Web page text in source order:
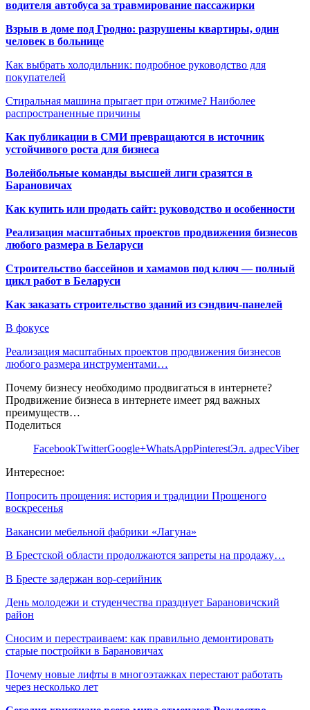
водителя автобуса за травмирование пассажирки
Взрыв в доме под Гродно: разрушены квартиры, один
человек в больнице
Как выбрать холодильник: подробное руководство для
покупателей
Стиральная машина прыгает при отжиме? Наиболее
распространенные причины
Как публикации в СМИ превращаются в источник
устойчивого роста для бизнеса
Волейбольные команды высшей лиги сразятся в
Барановичах
Как купить или продать сайт: руководство и особенности
Реализация масштабных проектов продвижения бизнесов
любого размера в Беларуси
Строительство бассейнов и хамамов под ключ — полный
цикл работ в Беларуси
Как заказать строительство зданий из сэндвич-панелей
В фокусе
Реализация масштабных проектов продвижения бизнесов
любого размера инструментами…
Почему бизнесу необходимо продвигаться в интернете?
Продвижение бизнеса в интернете имеет ряд важных
преимуществ…
Поделиться
FacebookTwitterGoogle+WhatsAppPinterestЭл. адресViber
Интересное:
Попросить прощения: история и традиции Прощеного
воскресенья
Вакансии мебельной фабрики «Лагуна»
В Брестской области продолжаются запреты на продажу…
В Бресте задержан вор-серийник
День молодежи и студенчества празднует Барановичский
район
Сносим и перестраиваем: как правильно демонтировать
старые постройки в Барановичах
Почему новые лифты в многоэтажках перестают работать
через несколько лет